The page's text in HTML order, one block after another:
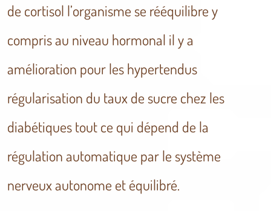
de cortisol l’organisme se rééquilibre y
compris au niveau hormonal il y a
amélioration pour les hypertendus
régularisation du taux de sucre chez les
diabétiques tout ce qui dépend de la
régulation automatique par le système
nerveux autonome et équilibré.